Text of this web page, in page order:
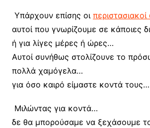
Υπάρχουν επίσης οι περιστασιακοί
αυτοί που γνωρίζουμε σε κάποιες
ή για λίγες μέρες ή ώρες…
Αυτοί συνήθως στολίζουνε το
πολλά χαμόγελα…
για όσο καιρό είμαστε κοντά τους…
Μιλώντας για κοντά…
δε θα μπορούσαμε να ξεχάσουμε